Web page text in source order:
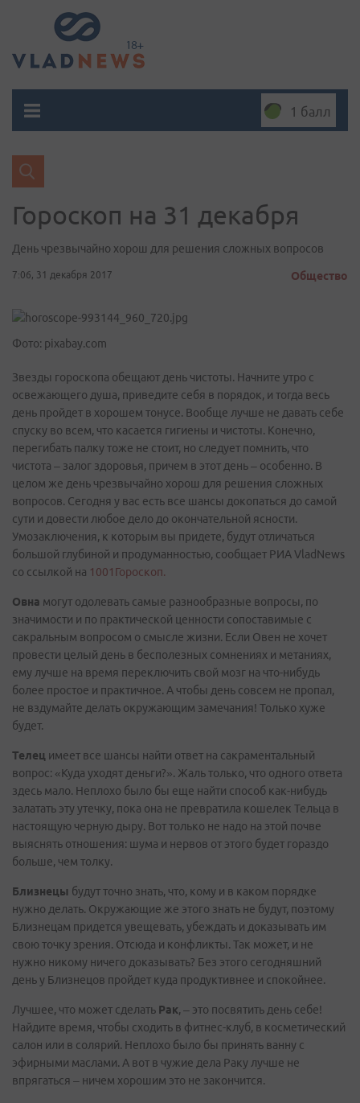
1 балл
Гороскоп на 31 декабря
День чрезвычайно хорош для решения сложных вопросов
7:06, 31 декабря 2017 Общество
Фото: pixabay.com
Звезды гороскопа обещают день чистоты. Начните утро с
освежающего душа, приведите себя в порядок, и тогда весь
день пройдет в хорошем тонусе. Вообще лучше не давать себе
спуску во всем, что касается гигиены и чистоты. Конечно,
перегибать палку тоже не стоит, но следует помнить, что
чистота – залог здоровья, причем в этот день – особенно. В
целом же день чрезвычайно хорош для решения сложных
вопросов. Сегодня у вас есть все шансы докопаться до самой
сути и довести любое дело до окончательной ясности.
Умозаключения, к которым вы придете, будут отличаться
большой глубиной и продуманностью, сообщает РИА VladNews
со ссылкой на 1001Гороскоп.
Овна могут одолевать самые разнообразные вопросы, по
значимости и по практической ценности сопоставимые с
сакральным вопросом о смысле жизни. Если Овен не хочет
провести целый день в бесполезных сомнениях и метаниях,
ему лучше на время переключить свой мозг на что-нибудь
более простое и практичное. А чтобы день совсем не пропал,
не вздумайте делать окружающим замечания! Только хуже
будет.
Телец имеет все шансы найти ответ на сакраментальный
вопрос: «Куда уходят деньги?». Жаль только, что одного ответа
здесь мало. Неплохо было бы еще найти способ как-нибудь
залатать эту утечку, пока она не превратила кошелек Тельца в
настоящую черную дыру. Вот только не надо на этой почве
выяснять отношения: шума и нервов от этого будет гораздо
больше, чем толку.
Близнецы будут точно знать, что, кому и в каком порядке
нужно делать. Окружающие же этого знать не будут, поэтому
Близнецам придется увещевать, убеждать и доказывать им
свою точку зрения. Отсюда и конфликты. Так может, и не
нужно никому ничего доказывать? Без этого сегодняшний
день у Близнецов пройдет куда продуктивнее и спокойнее.
Лучшее, что может сделать Рак, – это посвятить день себе!
Найдите время, чтобы сходить в фитнес-клуб, в косметический
салон или в солярий. Неплохо было бы принять ванну с
эфирными маслами. А вот в чужие дела Раку лучше не
впрягаться – ничем хорошим это не закончится.